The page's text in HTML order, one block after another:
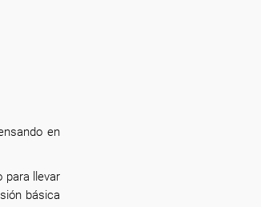
en
para llevar
básica